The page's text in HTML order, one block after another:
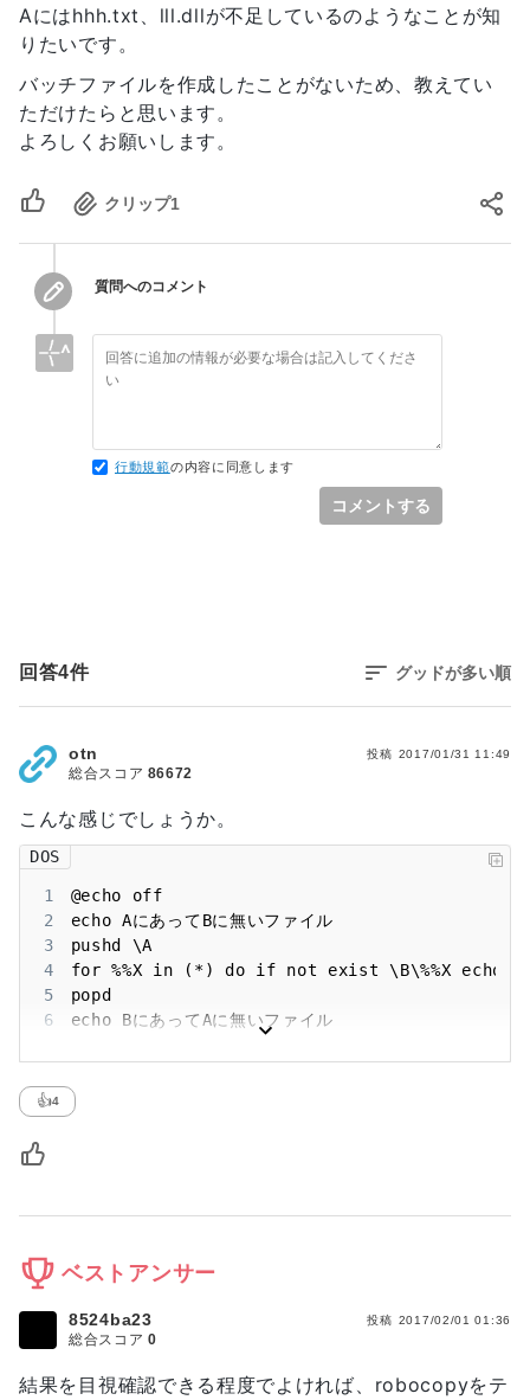
Aにはhhh.txt、lll.dllが不足しているのようなことが知
りたいです。
バッチファイルを作成したことがないため、教えてい
ただけたらと思います。
よろしくお願いします。
クリップ1
質問へのコメント
行動規範の内容に同意します
コメントする
回答4件 グッドが多い順
こんな感じでしょうか。
DOS
1
2
3
4
5
6
9
popd
投稿 2017/01/31 11:49
otn
総合スコア 86672
👍4
ベストアンサー
結果を目視確認できる程度でよければ、robocopyをテ
投稿 2017/02/01 01:36
8524ba23
総合スコア 0